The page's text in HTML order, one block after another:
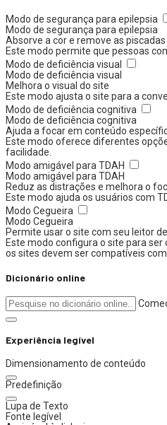
Modo de segurança para epilepsia
Modo de segurança para epilepsia
Absorve a cor e remove as piscadas
Este modo permite que pessoas
Modo de deficiência visual
Modo de deficiência visual
Melhora o visual do site
Este modo ajusta o site para a
Modo de deficiência cognitiva
Modo de deficiência cognitiva
Ajuda a focar em conteúdo
Este modo oferece diferentes
facilidade.
Modo amigável para TDAH
Modo amigável para TDAH
Reduz as distrações e melhora o
Este modo ajuda os usuários com
Modo Cegueira
Modo Cegueira
Permite usar o site com seu leitor
Este modo configura o site para
os sites devem ser compatíveis
Dicionário online
Experiência legível
Dimensionamento de conteúdo
Predefinição
Lupa de Texto
Fonte legível